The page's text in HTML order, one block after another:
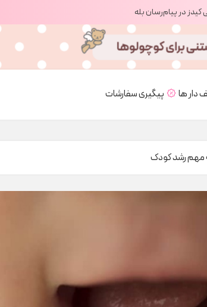
کیدز در پیام‌رسان بله
دار ها پیگیری سفارشات
مهم رشد کودک